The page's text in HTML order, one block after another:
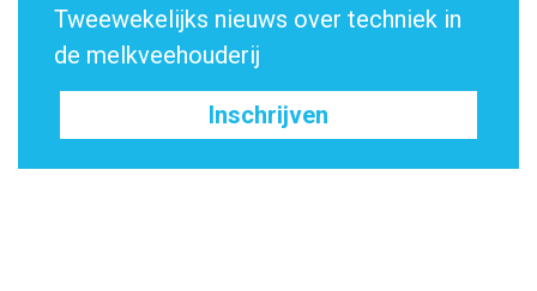
Tweewekelijks nieuws over techniek in
de melkveehouderij
Inschrijven